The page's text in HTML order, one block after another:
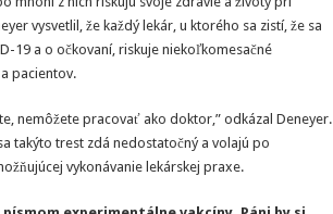
vysvetlil, že každý lekár, u ktorého sa zistí, že sa
19 a o očkovaní, riskuje niekoľkomesačné
pacientov.
nemôžete pracovať ako doktor,” odkázal Deneyer.
takýto trest zdá nedostatočný a volajú po
vykonávanie lekárskej praxe.